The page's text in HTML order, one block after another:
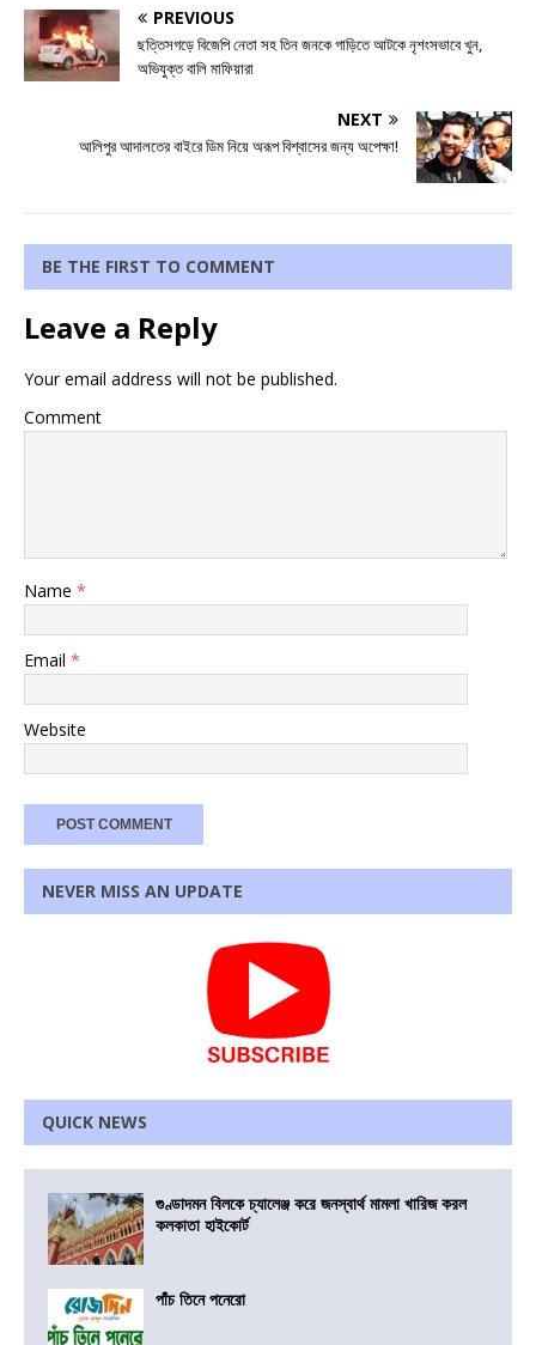
PREVIOUS
ছত্তিসগড়ে বিজেপি নেতা সহ তিন জনকে গাড়িতে আটকে নৃশংসভাবে খুন,
অভিযুক্ত বালি মাফিয়ারা
NEXT
আলিপুর আদালতের বাইরে ডিম নিয়ে অরূপ বিশ্বাসের জন্য অপেক্ষা!
BE THE FIRST TO COMMENT
Leave a Reply
Your email address will not be published.
Comment
Name *
Email *
Website
NEVER MISS AN UPDATE
QUICK NEWS
গুণ্ডাদমন বিলকে চ্যালেঞ্জ করে জনস্বার্থ মামলা খারিজ করল
কলকাতা হাইকোর্ট
পাঁচ তিনে পনেরো